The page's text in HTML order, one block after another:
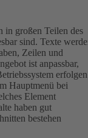
in großen Teilen des
sind. Texte
Zeilen und
ist anpassbar,
Hauptmenü bei
Element
haben gut
bestehen